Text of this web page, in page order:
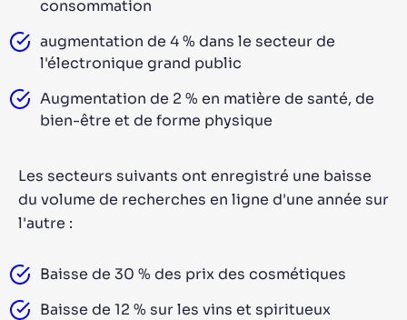
consommation
augmentation de 4 % dans le secteur de
l'électronique grand public
Augmentation de 2 % en matière de santé, de
bien-être et de forme physique
Les secteurs suivants ont enregistré une baisse
du volume de recherches en ligne d'une année sur
l'autre :
Baisse de 30 % des prix des cosmétiques
Baisse de 12 % sur les vins et spiritueux